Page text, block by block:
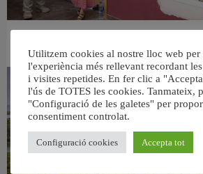
6 agost, 2026
Utilitzem cookies al nostre lloc web
l'experiència més rellevant recordant
i visites repetides. En fer clic a
l'ús de TOTES les cookies. Tanmateix,
"Configuració de les galetes" per
consentiment controlat.
Configuració cookies Accepta tot